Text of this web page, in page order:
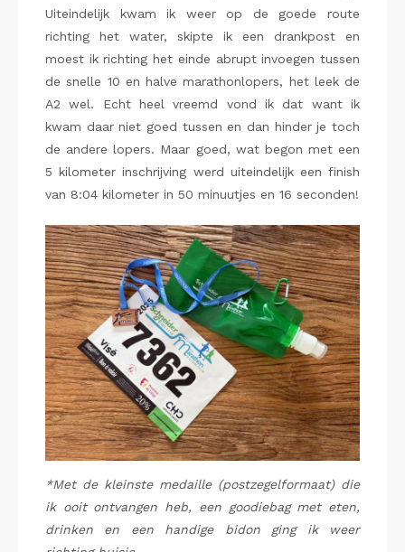
Uiteindelijk kwam ik weer op de goede route
richting het water, skipte ik een drankpost en
moest ik richting het einde abrupt invoegen tussen
de snelle 10 en halve marathonlopers, het leek de
A2 wel. Echt heel vreemd vond ik dat want ik
kwam daar niet goed tussen en dan hinder je toch
de andere lopers. Maar goed, wat begon met een
5 kilometer inschrijving werd uiteindelijk een finish
van 8:04 kilometer in 50 minuutjes en 16 seconden!
*Met de kleinste medaille (postzegelformaat) die
ik ooit ontvangen heb, een goodiebag met eten,
drinken en een handige bidon ging ik weer